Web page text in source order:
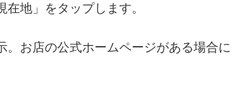
地」をタップします。
。お店の公式ホームページがある場合に